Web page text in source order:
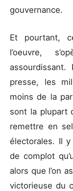
gouvernance.
Et pourtant,
l’oeuvre,
presse, les
moins de la
sont la plupart
remettre en
électorales. Il
de complot
alors que l’on
victorieuse du